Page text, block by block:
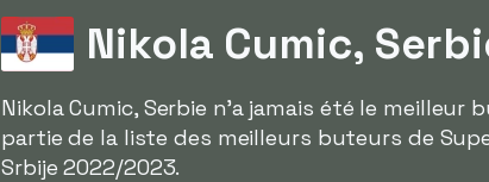
Nikola Cumic,
Nikola Cumic, Serbie n'a jamais été le
partie de la liste des meilleurs buteurs de
Srbije 2022/2023.